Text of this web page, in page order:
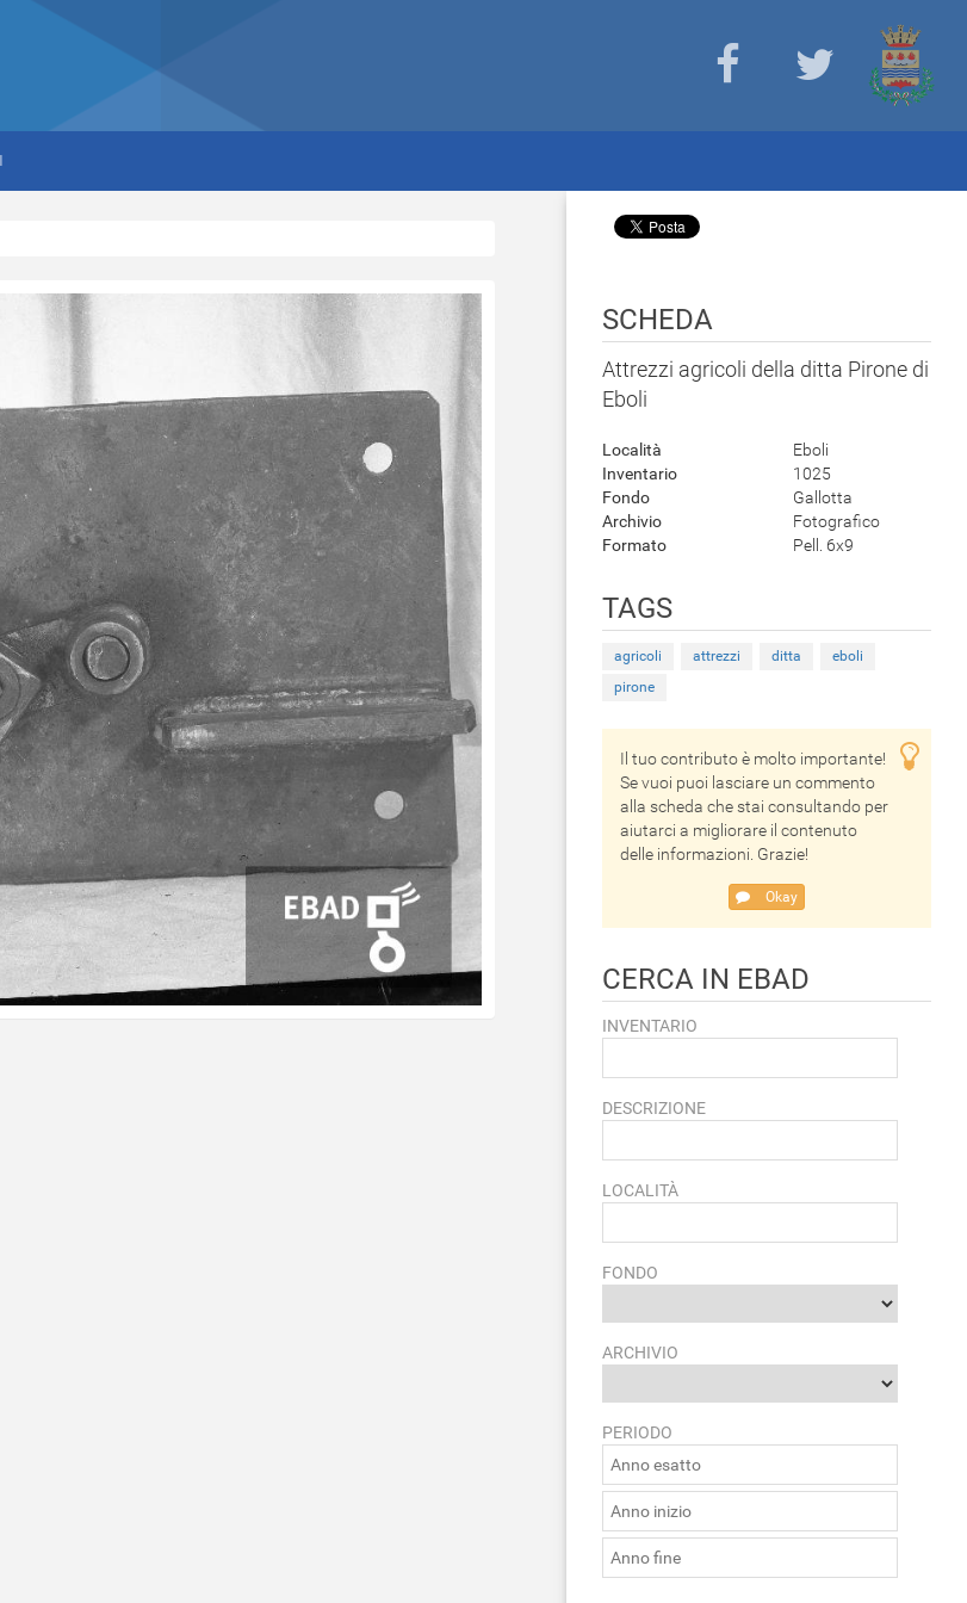
SCHEDA
Attrezzi agricoli della ditta Pirone di
Eboli
Località
Eboli
Inventario
1025
Fondo
Gallotta
Archivio
Fotografico
Formato
Pell. 6x9
TAGS
agricoli attrezzi ditta
eboli
pirone
Il tuo contributo è molto importante!
Se vuoi puoi lasciare un commento
alla scheda che stai consultando per
aiutarci a migliorare il contenuto
delle informazioni. Grazie!
Okay
CERCA IN EBAD
INVENTARIO
DESCRIZIONE
LOCALITÀ
FONDO
ARCHIVIO
PERIODO